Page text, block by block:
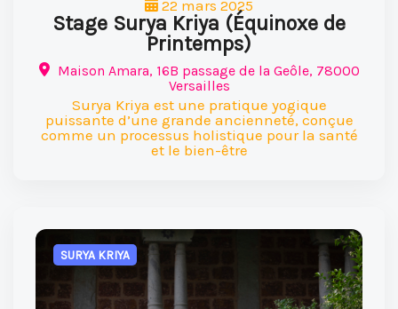
22 mars 2025
Stage Surya Kriya (Équinoxe de
Printemps)
Maison Amara, 16B passage de la Geôle, 78000
Versailles
Surya Kriya est une pratique yogique
puissante d’une grande ancienneté, conçue
comme un processus holistique pour la santé
et le bien-être
SURYA KRIYA